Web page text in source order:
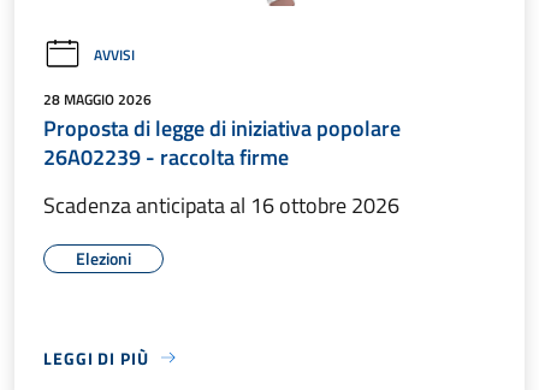
AVVISI
28 MAGGIO 2026
Proposta di legge di iniziativa popolare
26A02239 - raccolta firme
Scadenza anticipata al 16 ottobre 2026
Elezioni
LEGGI DI PIÙ